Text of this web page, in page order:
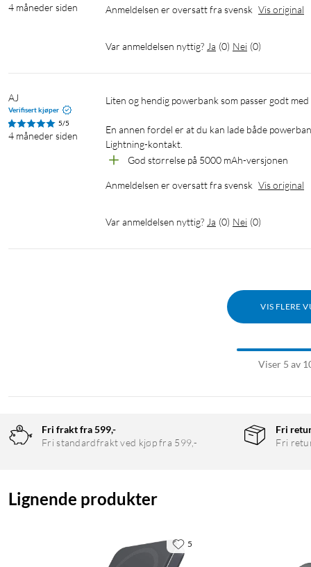
4 måneder siden
Anmeldelsen er oversatt fra svensk Vis original
Var anmeldelsen nyttig? Ja (0) Nei (0)
AJ
Verifisert kjøper
5/5
4 måneder siden
Liten og hendig powerbank som passer godt med MagSafe-magnet. Føles godt bygget med god kvalitet.
En annen fordel er at du kan lade både
Lightning-kontakt.
God størrelse på 5000 mAh-versjonen
Anmeldelsen er oversatt fra svensk Vis original
Var anmeldelsen nyttig? Ja (0) Nei (0)
VIS FLERE
Viser 5 av
Fri frakt fra 599,-
Fri standardfrakt ved kjøp fra 599,-
Fri
Fri
Lignende produkter
5